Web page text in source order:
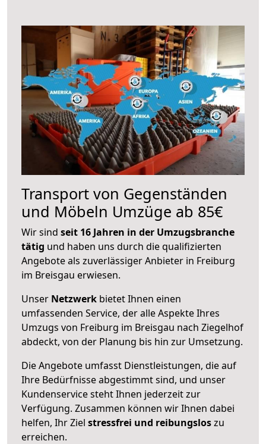
Transport von Gegenständen
und Möbeln Umzüge ab 85€
Wir sind seit 16 Jahren in der Umzugsbranche
tätig und haben uns durch die qualifizierten
Angebote als zuverlässiger Anbieter in Freiburg
im Breisgau erwiesen.
Unser Netzwerk bietet Ihnen einen
umfassenden Service, der alle Aspekte Ihres
Umzugs von Freiburg im Breisgau nach Ziegelhof
abdeckt, von der Planung bis hin zur Umsetzung.
Die Angebote umfasst Dienstleistungen, die auf
Ihre Bedürfnisse abgestimmt sind, und unser
Kundenservice steht Ihnen jederzeit zur
Verfügung. Zusammen können wir Ihnen dabei
helfen, Ihr Ziel stressfrei und reibungsloszu
erreichen.